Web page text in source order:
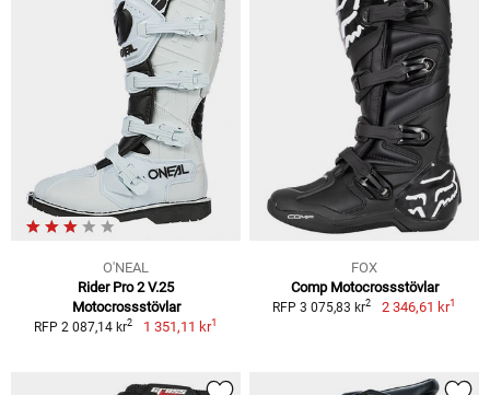
O'NEAL
Rider Pro 2 V.25
Motocrossstövlar
RFP 2 087,14 kr2 1 351,11 kr1
FOX
Comp Motocrossstövlar
RFP 3 075,83 kr2 2 346,61 kr1